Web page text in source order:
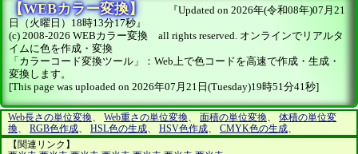
【WEBカラー変換】
『Updated on 2026年(令和08年)07月21
日（火曜日）18時13分17秒』
(c) 2008-2026 WEBカラー変換 all rights reserved. オンラインでリアルタ
イムに色を作成・変換
「カラーコード変換ツール」：Web上で色コードを高速で作成・生成・
変換します。
[This page was uploaded on 2026年07月21日(Tuesday)19時51分41秒]
Web長さの単位変換、 Web重さの単位変換、 面積の単位変換、 体積の単位変
換、 RGB色作成、 HSL色の生成、 HSV色作成、 CMYK色の生成、
【関連リンク】